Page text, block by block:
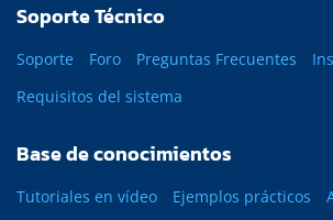
Soporte Técnico
Soporte Foro Preguntas Frecuentes
Requisitos del sistema
Base de conocimientos
Tutoriales en vídeo Ejemplos prácticos